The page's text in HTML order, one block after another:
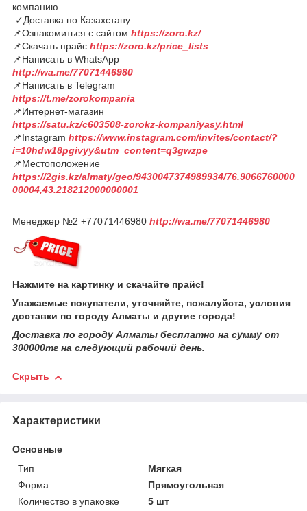
компанию.
✓Доставка по Казахстану
📌Ознакомиться с сайтом https://zoro.kz/
📌Скачать прайс https://zoro.kz/price_lists
📌Написать в WhatsApp
http://wa.me/77071446980
📌Написать в Telegram
https://t.me/zorokompania
📌Интернет-магазин
https://satu.kz/c603508-zorokz-kompaniyasy.html
📌Instagram https://www.instagram.com/invites/contact/?
i=10hdw18pgivyy&utm_content=q3gwzpe
📌Местоположение
https://2gis.kz/almaty/geo/9430047374989934/76.9066760000
00004,43.218212000000001
Менеджер №2 +77071446980 http://wa.me/77071446980
Нажмите на картинку и скачайте прайс!
Уважаемые покупатели, уточняйте, пожалуйста, условия
доставки по городу Алматы и другие города!
Доставка по городу Алматы бесплатно на сумму от
300000тг на следующий рабочий день.
Скрыть
Характеристики
Основные
Тип
Мягкая
Форма
Прямоугольная
Количество в упаковке
5 шт